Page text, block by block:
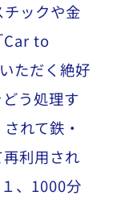
ックや金
Car to
ただく絶好
う処理す
れて鉄・
利用され
、 1000分